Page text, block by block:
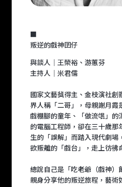
叛逆的戲神囝仔
與談人｜王榮裕、游蕙芬
主持人｜米君儒
國家文藝獎得主、金枝演社創
界人稱「二哥」，母親謝月霞
戲棚腳的童年、「做流氓」的
的電腦工程師，卻在三十歲那
生的「誤解」而踏入現代劇場
欲叛離的「戲台」，走上彷彿
總說自己是「吃老爺（戲神）
親身分享他的叛逆旅程，藝術